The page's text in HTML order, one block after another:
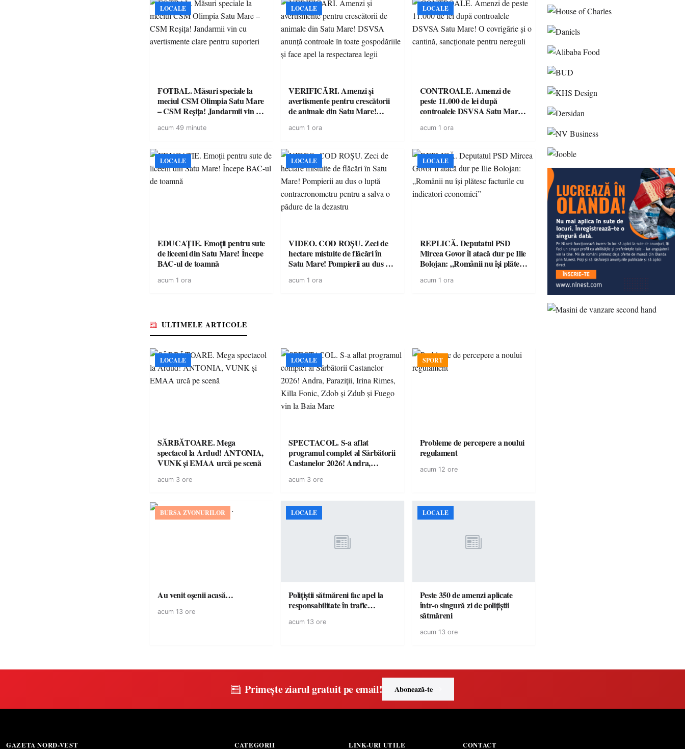
LOCALE
FOTBAL. Măsuri speciale la
meciul CSM Olimpia Satu Mare
– CSM Reșița! Jandarmii vin cu
suporteri
acum 49 minute
LOCALE
VERIFICĂRI. Amenzi și
avertismente pentru crescătorii
de animale din Satu Mare!
toate gospodăriile și face apel la
acum 1 ora
LOCALE
CONTROALE. Amenzi de
peste 11.000 de lei după
controalele DSVSA Satu Mare!
sancționate pentru nereguli
acum 1 ora
LOCALE
EDUCAȚIE. Emoții pentru sute
de liceeni din Satu Mare! Începe
BAC-ul de toamnă
acum 1 ora
LOCALE
VIDEO. COD ROȘU. Zeci de
hectare mistuite de flăcări în
Satu Mare! Pompierii au dus o
a salva o pădure de la dezastru
acum 1 ora
LOCALE
REPLICĂ. Deputatul PSD
Mircea Govor îl atacă dur pe Ilie
Bolojan: „Românii nu își plătesc
economici”
acum 1 ora
ULTIMELE ARTICOLE
LOCALE
SĂRBĂTOARE. Mega
spectacol la Ardud! ANTONIA,
VUNK și EMAA urcă pe scenă
acum 3 ore
LOCALE
SPECTACOL. S-a aflat
programul complet al Sărbătorii
Castanelor 2026! Andra,
Fonic, Zdob și Zdub și Fuego
acum 3 ore
SPORT
Probleme de percepere a noului
regulament
acum 12 ore
BURSA ZVONURILOR
Au venit oșenii acasă…
acum 13 ore
LOCALE
Polițiștii sătmăreni fac apel la
responsabilitate în trafic…
acum 13 ore
LOCALE
Peste 350 de amenzi aplicate
într-o singură zi de polițiștii
sătmăreni
acum 13 ore
Primește ziarul gratuit pe email! Abonează-te
GAZETA NORD-VEST CATEGORII LINK-URI UTILE CONTACT